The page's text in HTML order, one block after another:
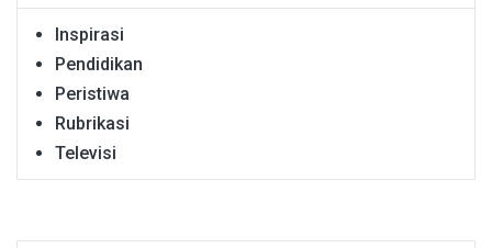
Inspirasi
Pendidikan
Peristiwa
Rubrikasi
Televisi